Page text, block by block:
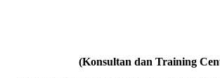
(Konsultan dan Training